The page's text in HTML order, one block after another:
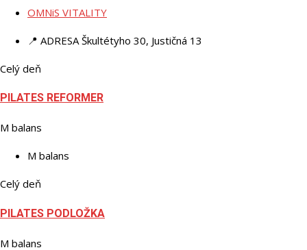
OMNiS VITALITY
📍 ADRESA Škultétyho 30, Justičná 13
Celý deň
PILATES REFORMER
M balans
M balans
Celý deň
PILATES PODLOŽKA
M balans